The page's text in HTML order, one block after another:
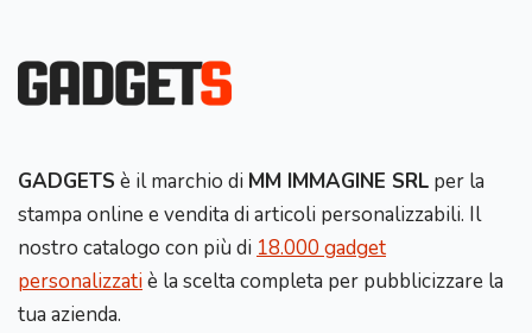
GADGETS è il marchio di MM IMMAGINE SRL per la
stampa online e vendita di articoli personalizzabili. Il
nostro catalogo con più di 18.000 gadget
personalizzatiè la scelta completa per pubblicizzare la
tua azienda.